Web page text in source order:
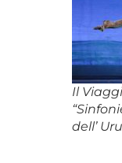
Il
dell’